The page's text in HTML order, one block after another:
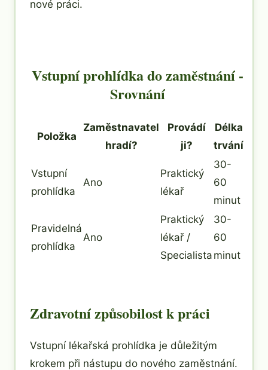
nové práci.
Vstupní prohlídka do zaměstnání -
Srovnání
Položka
Zaměstnavatel
hradí?
Provádí
ji?
Délka
trvání
Vstupní
prohlídka
Ano
Praktický
lékař
30-
60
minut
Pravidelná
prohlídka
Ano
Praktický
lékař /
Specialista
30-
60
minut
Zdravotní způsobilost k práci
Vstupní lékařská prohlídka je důležitým
krokem při nástupu do nového zaměstnání.